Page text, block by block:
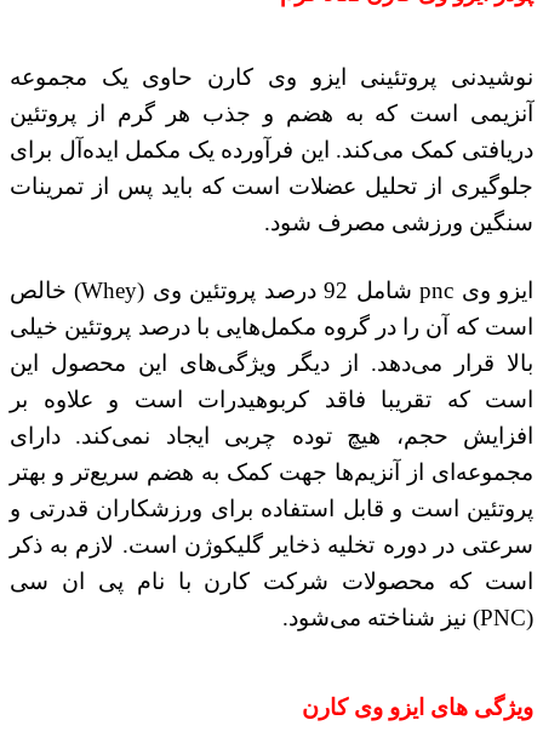
نوشیدنی پروتئینی ایزو وی کارن حاوی یک مجموعه
آنزیمی است که به هضم و جذب هر گرم از پروتئین
دریافتی کمک می‌کند. این فرآورده یک مکمل ایده‌آل برای
جلوگیری از تحلیل عضلات است که باید پس از تمرینات
سنگین ورزشی مصرف شود.
ایزو وی pnc شامل 92 درصد پروتئین وی (Whey) خالص
است که آن را در گروه مکمل‌هایی با درصد پروتئین خیلی
بالا قرار می‌دهد. از دیگر ویژگی‌های این محصول این
است که تقریبا فاقد کربوهیدرات است و علاوه بر
افزایش حجم، هیچ توده چربی ایجاد نمی‌کند. دارای
مجموعه‌ای از آنزیم‌ها جهت کمک به هضم سریع‌تر و بهتر
پروتئین است و قابل استفاده برای ورزشکاران قدرتی و
سرعتی در دوره تخلیه ذخایر گلیکوژن است. لازم به ذکر
است که محصولات شرکت کارن با نام پی ان سی
(PNC) نیز شناخته می‌‌‌‌شود.
ویژگی های ایزو وی کارن